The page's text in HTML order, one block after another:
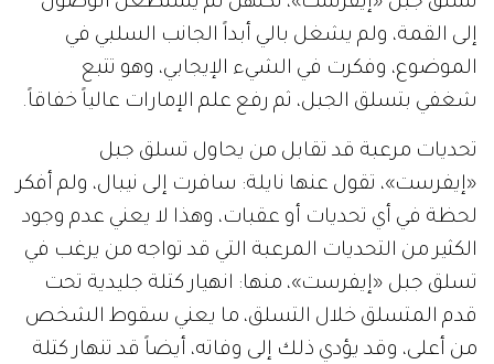
إلى القمة، ولم يشغل بالي أبداً الجانب السلبي في
الموضوع، وفكرت في الشيء الإيجابي، وهو تتبع
شغفي بتسلق الجبل، ثم رفع علم الإمارات عالياً خفاقاً.
تحديات مرعبة قد تقابل من يحاول تسلق جبل
«إيفرست»، تقول عنها نايلة: سافرت إلى نيبال، ولم أفكر
لحظة في أي تحديات أو عقبات، وهذا لا يعني عدم وجود
الكثير من التحديات المرعبة التي قد تواجه من يرغب في
تسلق جبل «إيفرست»، منها: انهيار كتلة جليدية تحت
قدم المتسلق خلال التسلق، ما يعني سقوط الشخص
من أعلى، وقد يؤدي ذلك إلى وفاته، أيضاً قد تنهار كتلة